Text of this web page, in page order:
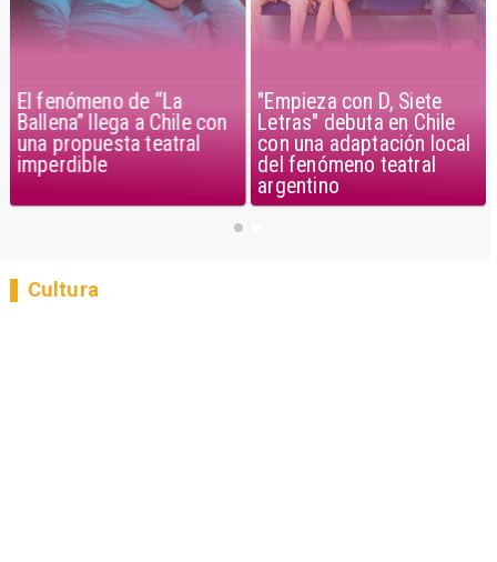
El fenómeno de “La
Ballena” llega a Chile con
una propuesta teatral
imperdible
"Empieza con D, Siete
Letras" debuta en Chile
con una adaptación local
del fenómeno teatral
argentino
Cultura